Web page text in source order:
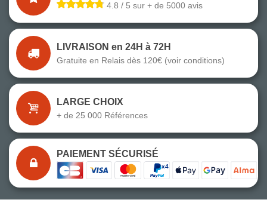
4.8 / 5 sur + de 5000 avis
LIVRAISON en 24H à 72H
Gratuite en Relais dès 120€ (voir conditions)
LARGE CHOIX
+ de 25 000 Références
PAIEMENT SÉCURISÉ